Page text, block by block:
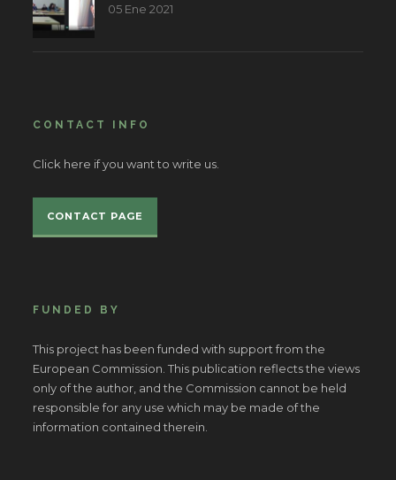
05 Ene 2021
CONTACT INFO
Click here if you want to write us.
CONTACT PAGE
FUNDED BY
This project has been funded with support from the
European Commission. This publication reflects the views
only of the author, and the Commission cannot be held
responsible for any use which may be made of the
information contained therein.